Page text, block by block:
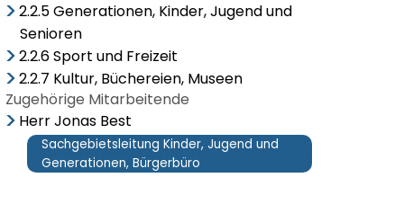
2.2.5 Generationen, Kinder, Jugend und
Senioren
2.2.6 Sport und Freizeit
2.2.7 Kultur, Büchereien, Museen
Zugehörige Mitarbeitende
Herr Jonas Best
Sachgebietsleitung Kinder, Jugend und
Generationen, Bürgerbüro